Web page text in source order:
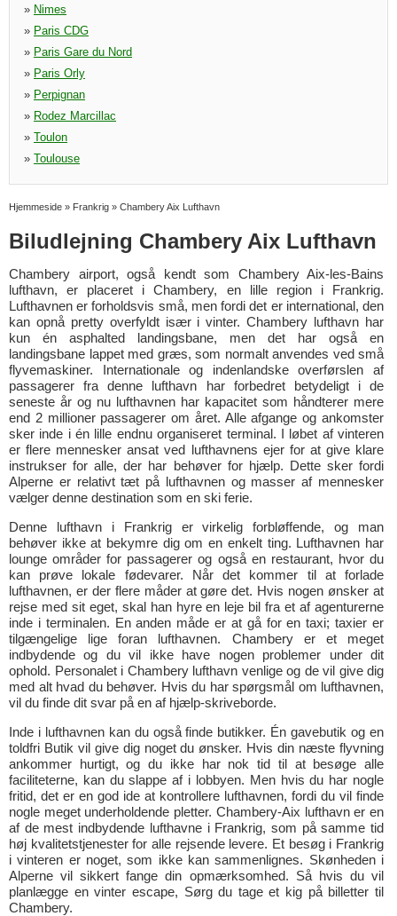
» Nimes
» Paris CDG
» Paris Gare du Nord
» Paris Orly
» Perpignan
» Rodez Marcillac
» Toulon
» Toulouse
Hjemmeside » Frankrig » Chambery Aix Lufthavn
Biludlejning Chambery Aix Lufthavn
Chambery airport, også kendt som Chambery Aix-les-Bains
lufthavn, er placeret i Chambery, en lille region i Frankrig.
Lufthavnen er forholdsvis små, men fordi det er international, den
kan opnå pretty overfyldt især i vinter. Chambery lufthavn har
kun én asphalted landingsbane, men det har også en
landingsbane lappet med græs, som normalt anvendes ved små
flyvemaskiner. Internationale og indenlandske overførslen af
passagerer fra denne lufthavn har forbedret betydeligt i de
seneste år og nu lufthavnen har kapacitet som håndterer mere
end 2 millioner passagerer om året. Alle afgange og ankomster
sker inde i én lille endnu organiseret terminal. I løbet af vinteren
er flere mennesker ansat ved lufthavnens ejer for at give klare
instrukser for alle, der har behøver for hjælp. Dette sker fordi
Alperne er relativt tæt på lufthavnen og masser af mennesker
vælger denne destination som en ski ferie.
Denne lufthavn i Frankrig er virkelig forbløffende, og man
behøver ikke at bekymre dig om en enkelt ting. Lufthavnen har
lounge områder for passagerer og også en restaurant, hvor du
kan prøve lokale fødevarer. Når det kommer til at forlade
lufthavnen, er der flere måder at gøre det. Hvis nogen ønsker at
rejse med sit eget, skal han hyre en leje bil fra et af agenturerne
inde i terminalen. En anden måde er at gå for en taxi; taxier er
tilgængelige lige foran lufthavnen. Chambery er et meget
indbydende og du vil ikke have nogen problemer under dit
ophold. Personalet i Chambery lufthavn venlige og de vil give dig
med alt hvad du behøver. Hvis du har spørgsmål om lufthavnen,
vil du finde dit svar på en af hjælp-skriveborde.
Inde i lufthavnen kan du også finde butikker. Én gavebutik og en
toldfri Butik vil give dig noget du ønsker. Hvis din næste flyvning
ankommer hurtigt, og du ikke har nok tid til at besøge alle
faciliteterne, kan du slappe af i lobbyen. Men hvis du har nogle
fritid, det er en god ide at kontrollere lufthavnen, fordi du vil finde
nogle meget underholdende pletter. Chambery-Aix lufthavn er en
af de mest indbydende lufthavne i Frankrig, som på samme tid
høj kvalitetstjenester for alle rejsende levere. Et besøg i Frankrig
i vinteren er noget, som ikke kan sammenlignes. Skønheden i
Alperne vil sikkert fange din opmærksomhed. Så hvis du vil
planlægge en vinter escape, Sørg du tage et kig på billetter til
Chambery.